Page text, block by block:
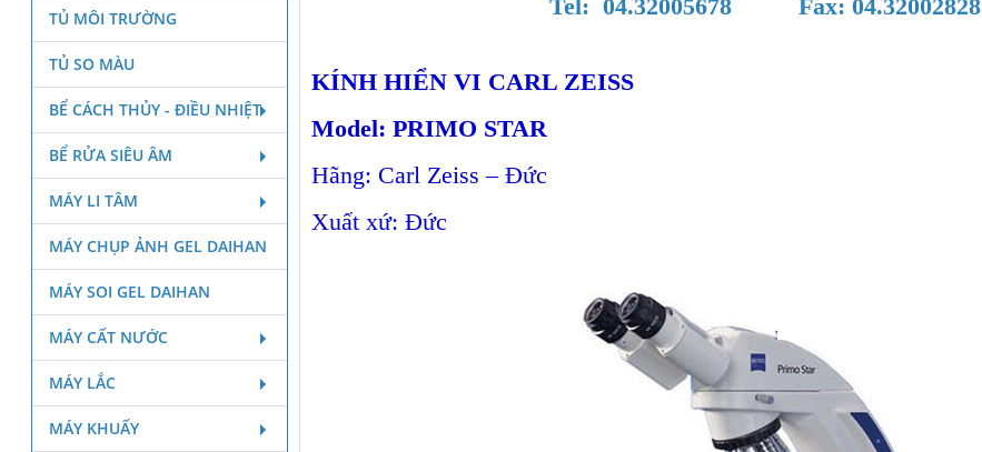
Tel: 04.32005678 Fax: 04.32002828
KÍNH HIỂN VI CARL ZEISS
Model: PRIMO STAR
Hãng: Carl Zeiss – Đức
Xuất xứ: Đức
TỦ MÔI TRƯỜNG
TỦ SO MÀU
BỂ CÁCH THỦY - ĐIỀU NHIỆT
BỂ RỬA SIÊU ÂM
MÁY LI TÂM
MÁY CHỤP ẢNH GEL DAIHAN
MÁY SOI GEL DAIHAN
MÁY CẤT NƯỚC
MÁY LẮC
MÁY KHUẤY